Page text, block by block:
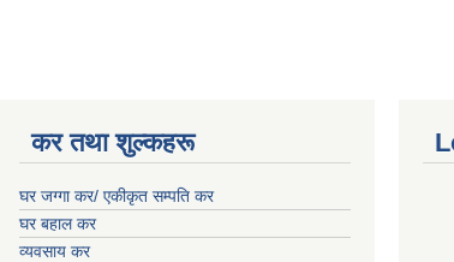
कर तथा शुल्कहरू
घर जग्गा कर/ एकीकृत सम्पति कर
घर बहाल कर
व्यवसाय कर